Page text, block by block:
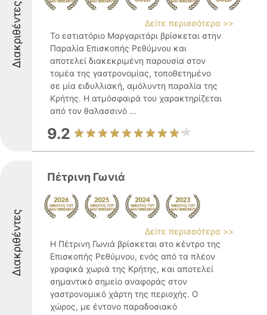
Διακριθέντες
Δείτε περισσότερα >>
Το εστιατόριο Μαργαριτάρι βρίσκεται στην
Παραλία Επισκοπής Ρεθύμνου και
αποτελεί διακεκριμένη παρουσία στον
τομέα της γαστρονομίας, τοποθετημένο
σε μία ειδυλλιακή, αμόλυντη παραλία της
Κρήτης. Η ατμόσφαιρά του χαρακτηρίζεται
από τον θαλασσινό ...
9.2
Διακριθέντες
Πέτρινη Γωνιά
Δείτε περισσότερα >>
Η Πέτρινη Γωνιά βρίσκεται στο κέντρο της
Επισκοπής Ρεθύμνου, ενός από τα πλέον
γραφικά χωριά της Κρήτης, και αποτελεί
σημαντικό σημείο αναφοράς στον
γαστρονομικό χάρτη της περιοχής. Ο
χώρος, με έντονο παραδοσιακό